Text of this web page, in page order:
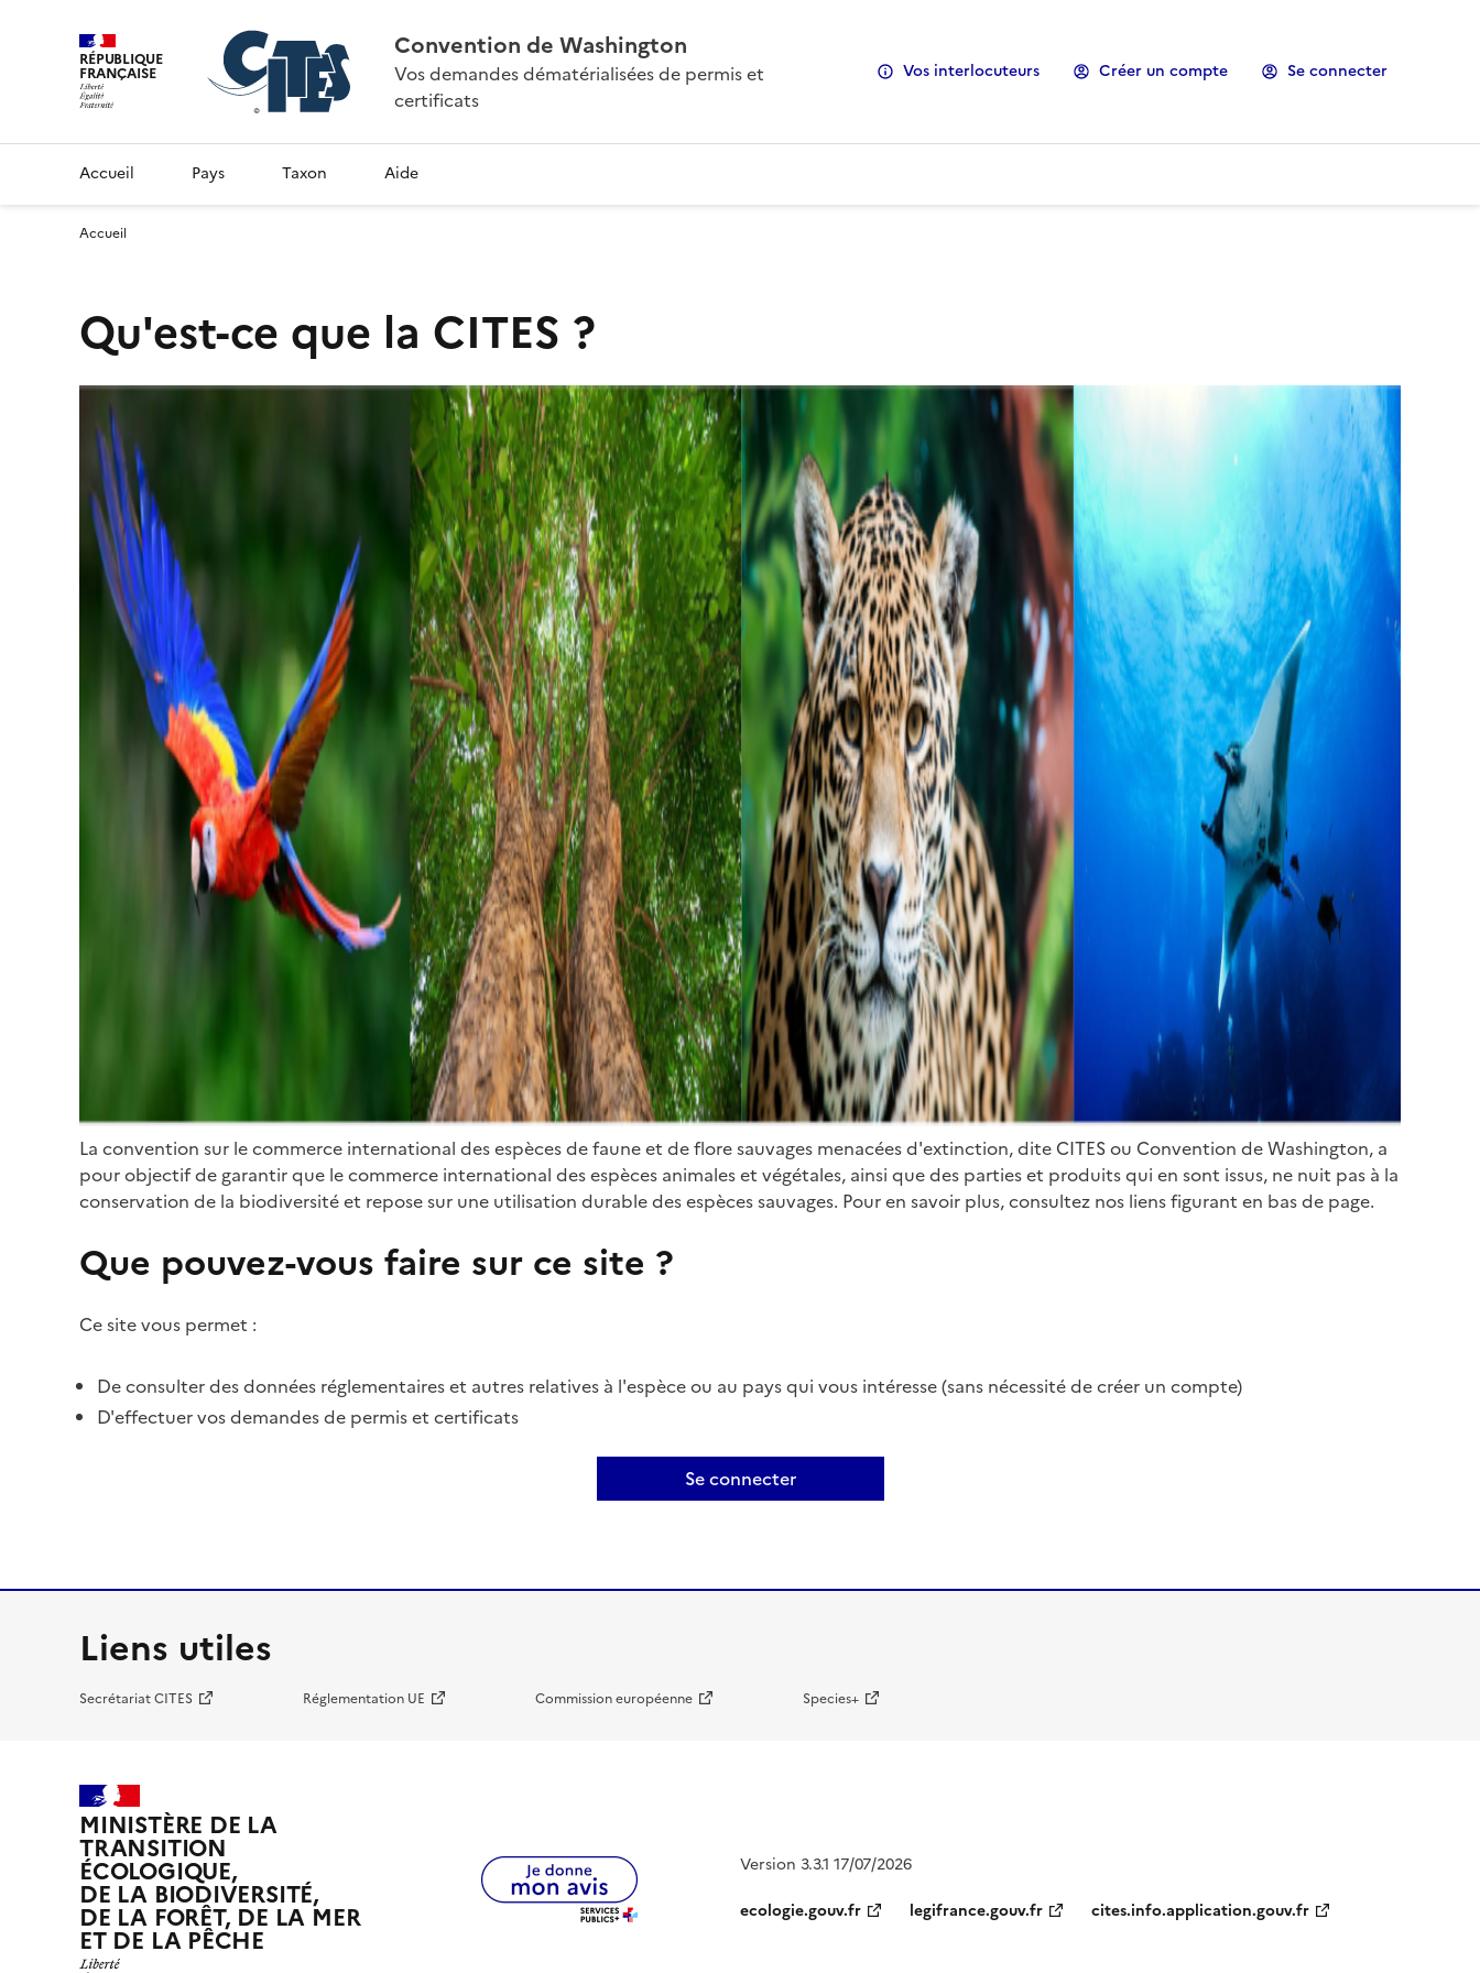
RÉPUBLIQUE
FRANÇAISE
Convention de Washington
Vos demandes dématérialisées de permis et
certificats
Vos interlocuteurs Créer un compte Se connecter
Accueil Pays Taxon Aide
Accueil
Qu'est-ce que la CITES ?
La convention sur le commerce international des espèces de faune et de flore sauvages menacées d'extinction, dite CITES ou Convention de Washington, a
pour objectif de garantir que le commerce international des espèces animales et végétales, ainsi que des parties et produits qui en sont issus, ne nuit pas à la
conservation de la biodiversité et repose sur une utilisation durable des espèces sauvages. Pour en savoir plus, consultez nos liens figurant en bas de page.
Que pouvez-vous faire sur ce site ?
Ce site vous permet :
De consulter des données réglementaires et autres relatives à l'espèce ou au pays qui vous intéresse (sans nécessité de créer un compte)
D'effectuer vos demandes de permis et certificats
Se connecter
Liens utiles
Secrétariat CITES Réglementation UE Commission européenne Species+
MINISTÈRE DE LA
TRANSITION
ÉCOLOGIQUE,
DE LA BIODIVERSITÉ,
DE LA FORÊT, DE LA MER
ET DE LA PÊCHE
Version 3.3.1 17/07/2026
ecologie.gouv.fr
legifrance.gouv.fr cites.info.application.gouv.fr